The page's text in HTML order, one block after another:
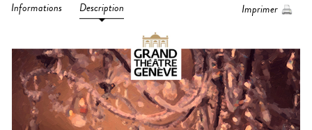
Informations Description Imprimer